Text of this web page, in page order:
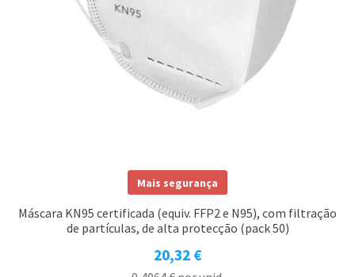
Mais segurança
Máscara KN95 certificada (equiv. FFP2 e N95), com filtração
de partículas, de alta protecção (pack 50)
20,32 €